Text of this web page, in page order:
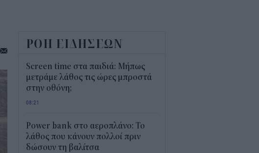
ΡΟΗ ΕΙΔΗΣΕΩΝ
Screen time στα παιδιά: Μήπως
μετράμε λάθος τις ώρες μπροστά
στην οθόνη;
08:21
Power bank στο αεροπλάνο: Το
λάθος που κάνουν πολλοί πριν
δώσουν τη βαλίτσα